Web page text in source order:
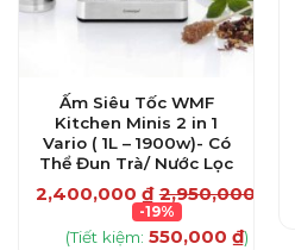
Ấm Siêu Tốc WMF
Kitchen Minis 2 in 1
Vario ( 1L – 1900w)- Có
Thể Đun Trà/ Nước Lọc
2,400,000 ₫ 2,950,000
-19%
(Tiết kiệm: 550,000 ₫)